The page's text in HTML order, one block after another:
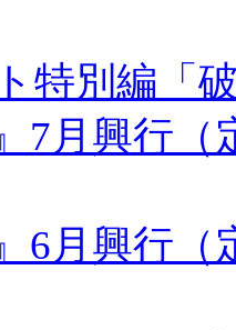
特別編「
7月興行
6月興行